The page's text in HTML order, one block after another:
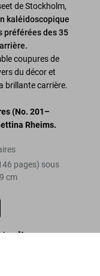
de Stockholm,
kaléidoscopique
préférées des 35
coupures de
du décor et
brillante carrière.
(No. 201–
Rheims.
pages) sous
cm
d’art.»